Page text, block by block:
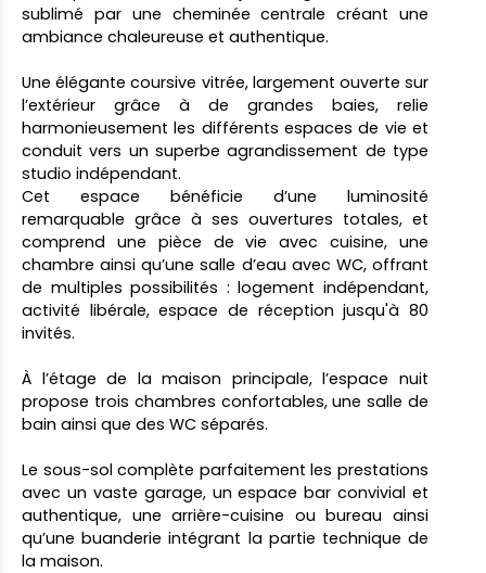
sublimé par une cheminée centrale créant une
ambiance chaleureuse et authentique.
Une élégante coursive vitrée, largement ouverte sur
l’extérieur grâce à de grandes baies, relie
harmonieusement les différents espaces de vie et
conduit vers un superbe agrandissement de type
studio indépendant.
Cet espace bénéficie d’une luminosité
remarquable grâce à ses ouvertures totales, et
comprend une pièce de vie avec cuisine, une
chambre ainsi qu’une salle d’eau avec WC, offrant
de multiples possibilités : logement indépendant,
activité libérale, espace de réception jusqu'à 80
invités.
À l’étage de la maison principale, l’espace nuit
propose trois chambres confortables, une salle de
bain ainsi que des WC séparés.
Le sous-sol complète parfaitement les prestations
avec un vaste garage, un espace bar convivial et
authentique, une arrière-cuisine ou bureau ainsi
qu’une buanderie intégrant la partie technique de
la maison.